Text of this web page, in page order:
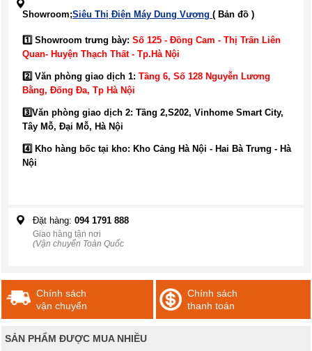
Showroom;Siêu Thị Điện Máy Dung Vượng ( Bản đồ )
1️⃣ Showroom trưng bày: Số 125 - Đồng Cam - Thị Trấn Liên
Quan- Huyện Thạch Thất - Tp.Hà Nội
2️⃣ Văn phòng giao dịch 1: Tầng 6, Số 128 Nguyễn Lương
Bằng, Đống Đa, Tp Hà Nội
3️⃣Văn phòng giao dịch 2: Tầng 2,S202, Vinhome Smart City,
Tây Mỗ, Đại Mỗ, Hà Nội
4️⃣ Kho hàng bốc tại kho: Kho Cảng Hà Nội - Hai Bà Trưng - Hà
Nội
Đặt hàng: 094 1791 888
Giao hàng tận nơi
(Vận chuyển Toàn Quốc
Chính sách
vận chuyển
Chính sách
thanh toán
SẢN PHẨM ĐƯỢC MUA NHIỀU